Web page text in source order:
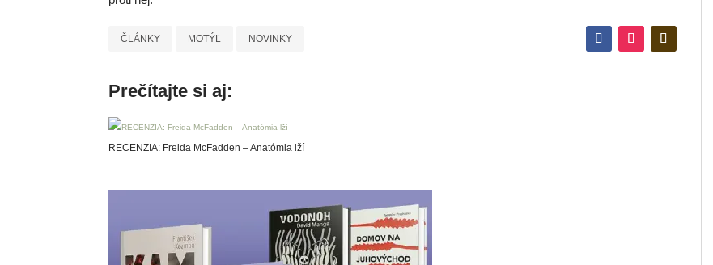
ČLÁNKY MOTÝĽ NOVINKY
Prečítajte si aj:
RECENZIA: Freida McFadden – Anatómia lží